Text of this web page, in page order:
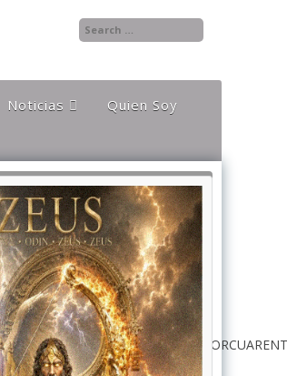
Noticias
Noticias
Internacionales
Noticias Nacionales
Quien Soy